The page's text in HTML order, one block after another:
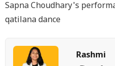
Sapna Choudhary's
qatilana dance
Rashmi